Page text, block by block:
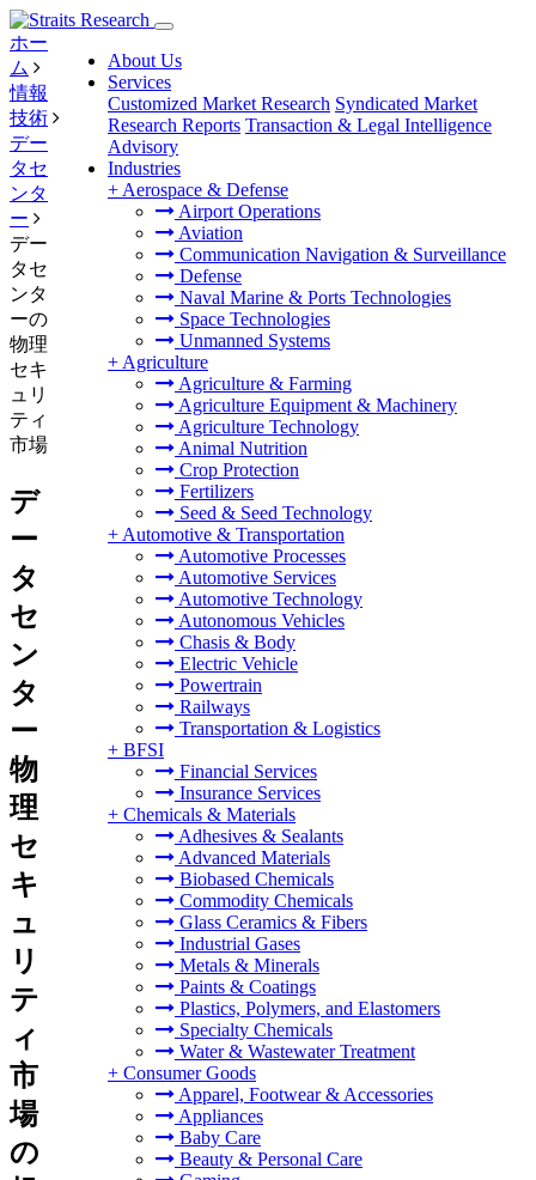
About Us
Services
Customized Market Research Syndicated Market
Research Reports Transaction & Legal Intelligence
Advisory
Industries
+ Aerospace & Defense
Airport Operations
Aviation
Communication Navigation & Surveillance
Defense
Naval Marine & Ports Technologies
Space Technologies
Unmanned Systems
+ Agriculture
Agriculture & Farming
Agriculture Equipment & Machinery
Agriculture Technology
Animal Nutrition
Crop Protection
Fertilizers
Seed & Seed Technology
+ Automotive & Transportation
Automotive Processes
Automotive Services
Automotive Technology
Autonomous Vehicles
Chasis & Body
Electric Vehicle
Powertrain
Railways
Transportation & Logistics
+ BFSI
Financial Services
Insurance Services
+ Chemicals & Materials
Adhesives & Sealants
Advanced Materials
Biobased Chemicals
Commodity Chemicals
Glass Ceramics & Fibers
Industrial Gases
Metals & Minerals
Paints & Coatings
Plastics, Polymers, and Elastomers
Specialty Chemicals
Water & Wastewater Treatment
+ Consumer Goods
Apparel, Footwear & Accessories
Appliances
Baby Care
Beauty & Personal Care
ホー
ム
情報
技術
デー
タセ
ンタ
ー
デー
タセ
ンタ
ーの
物理
セキ
ュリ
ティ
市場
デ
ー
タ
セ
ン
タ
ー
物
理
セ
キ
ュ
リ
テ
ィ
市
場
の